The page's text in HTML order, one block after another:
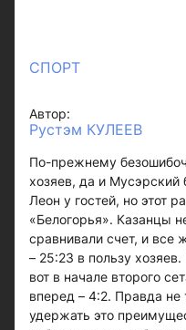
СПОРТ
Автор:
Рустэм КУЛЕЕВ
По-прежнему
хозяев, да и
Леон у гостей, но этот
«Белогорья». Казанцы
сравнивали счет, и все
– 25:23 в пользу
вот в начале второго
вперед – 4:2. Правда не
удержать это